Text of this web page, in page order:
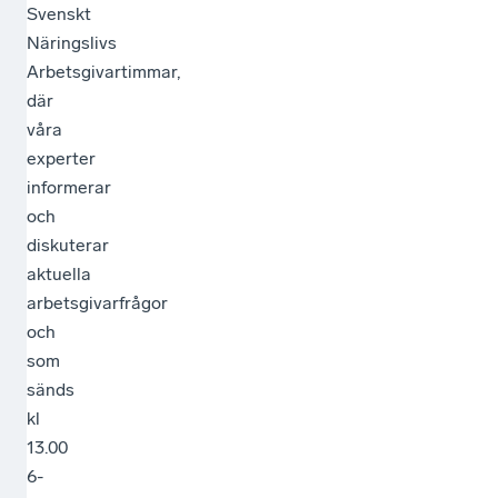
Svenskt
Näringslivs
Arbetsgivartimmar,
där
våra
experter
informerar
och
diskuterar
aktuella
arbetsgivarfrågor
och
som
sänds
kl
13.00
6-